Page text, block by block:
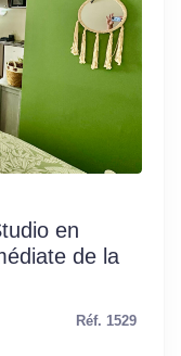
en
de la
Réf. 1529